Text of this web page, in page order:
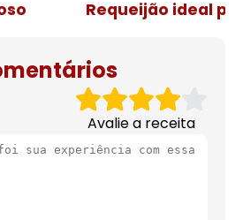
Requeijão ideal
Avalie a receita